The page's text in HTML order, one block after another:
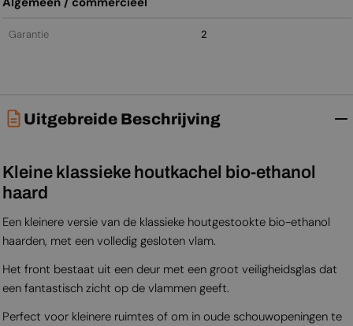
Garantie 2
Uitgebreide Beschrijving
Kleine klassieke houtkachel bio-ethanol
haard
Een kleinere versie van de klassieke houtgestookte bio-ethanol
haarden, met een volledig gesloten vlam.
Het front bestaat uit een deur met een groot veiligheidsglas dat
een fantastisch zicht op de vlammen geeft.
Perfect voor kleinere ruimtes of om in oude schouwopeningen te